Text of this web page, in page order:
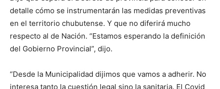
detalle cómo se instrumentarán las medidas preventivas
en el territorio chubutense. Y que no diferirá mucho
respecto al de Nación. “Estamos esperando la definición
del Gobierno Provincial”, dijo.
“Desde la Municipalidad dijimos que vamos a adherir. No
interesa tanto la cuestión legal sino la sanitaria. El Covid